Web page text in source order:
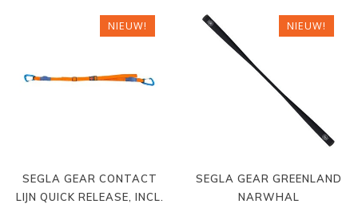
NIEUW!
SEGLA GEAR CONTACT
LIJN QUICK RELEASE, INCL.
NIEUW!
SEGLA GEAR GREENLAND
NARWHAL